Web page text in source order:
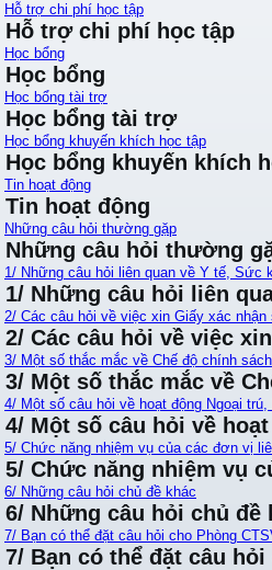
Hỗ trợ chi phí học tập
Hỗ trợ chi phí học tập
Học bổng
Học bổng
Học bổng tài trợ
Học bổng tài trợ
Học bổng khuyến khích học tập
Học bổng khuyến khích
Tin hoạt động
Tin hoạt động
Những câu hỏi thường gặp
Những câu hỏi thường
1/ Những câu hỏi liên quan về Y tế, Sức
1/ Những câu hỏi liên
2/ Các câu hỏi về việc xin Giấy xác nhận
2/ Các câu hỏi về việc
3/ Một số thắc mắc về Chế độ chính
3/ Một số thắc mắc về
4/ Một số câu hỏi về hoạt động Ngoại
4/ Một số câu hỏi về
5/ Chức năng nhiệm vụ của các đơn vị
5/ Chức năng nhiệm vụ
6/ Những câu hỏi chủ đề khác
6/ Những câu hỏi chủ đề
7/ Bạn có thể đặt câu hỏi cho Phòng
7/ Bạn có thể đặt câu hỏi